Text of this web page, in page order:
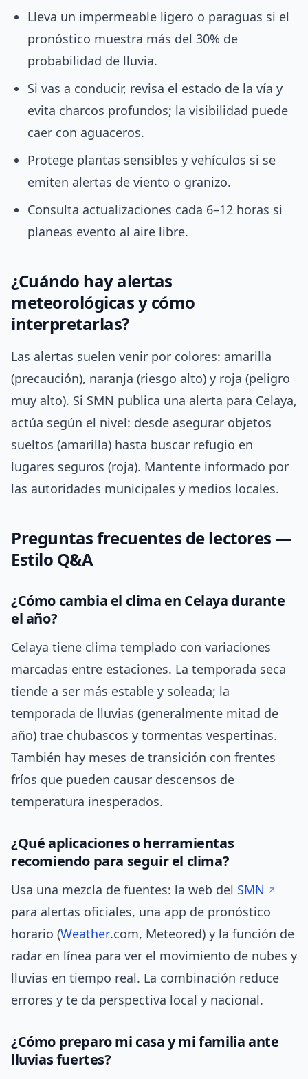
Lleva un impermeable ligero o paraguas si el
pronóstico muestra más del 30% de
probabilidad de lluvia.
Si vas a conducir, revisa el estado de la vía y
evita charcos profundos; la visibilidad puede
caer con aguaceros.
Protege plantas sensibles y vehículos si se
emiten alertas de viento o granizo.
Consulta actualizaciones cada 6–12 horas si
planeas evento al aire libre.
¿Cuándo hay alertas
meteorológicas y cómo
interpretarlas?
Las alertas suelen venir por colores: amarilla
(precaución), naranja (riesgo alto) y roja (peligro
muy alto). Si SMN publica una alerta para Celaya,
actúa según el nivel: desde asegurar objetos
sueltos (amarilla) hasta buscar refugio en
lugares seguros (roja). Mantente informado por
las autoridades municipales y medios locales.
Preguntas frecuentes de lectores —
Estilo Q&A
¿Cómo cambia el clima en Celaya durante
el año?
Celaya tiene clima templado con variaciones
marcadas entre estaciones. La temporada seca
tiende a ser más estable y soleada; la
temporada de lluvias (generalmente mitad de
año) trae chubascos y tormentas vespertinas.
También hay meses de transición con frentes
fríos que pueden causar descensos de
temperatura inesperados.
¿Qué aplicaciones o herramientas
recomiendo para seguir el clima?
Usa una mezcla de fuentes: la web del SMN
para alertas oficiales, una app de pronóstico
horario (Weather.com, Meteored) y la función de
radar en línea para ver el movimiento de nubes y
lluvias en tiempo real. La combinación reduce
errores y te da perspectiva local y nacional.
¿Cómo preparo mi casa y mi familia ante
lluvias fuertes?